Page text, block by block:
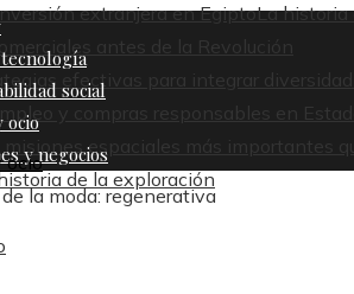
extranjera en EgiptoLa historia
antes de la Revolución
efectivas para integrar
y compras responsables en
espaciales más importantes
de la exploración
social
ocio
y negocios
ocio
la moda: regenerativa